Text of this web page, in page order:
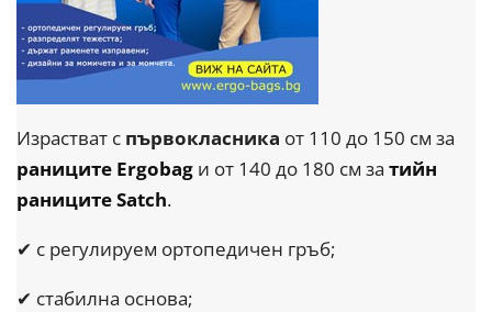
Израстват с първокласника от 110 до 150 см за
раниците Ergobag и от 140 до 180 см за тийн
раниците Satch.
✔ с регулируем ортопедичен гръб;
✔ стабилна основа;